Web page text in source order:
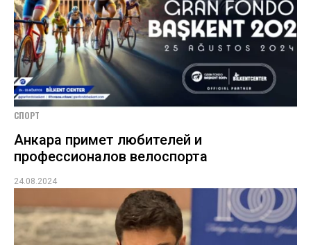
СПОРТ
Анкара примет любителей и
профессионалов велоспорта
24.08.2024